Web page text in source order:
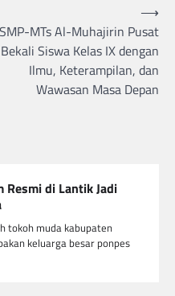
SMP-MTs Al-Muhajirin Pusat
Bekali Siswa Kelas IX dengan
Ilmu, Keterampilan, dan
Wawasan Masa Depan
⟶
Resmi di Lantik Jadi
tokoh muda kabupaten
keluarga besar ponpes